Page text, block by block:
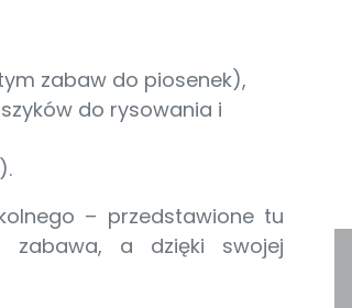
zabaw do piosenek),
do rysowania i
– przedstawione tu
zabawa, a dzięki swojej